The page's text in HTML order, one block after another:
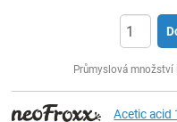
Průmyslová množství
Acetic acid